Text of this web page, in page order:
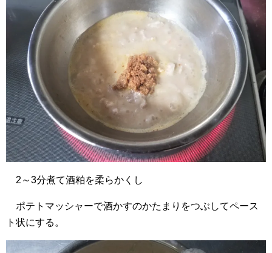
2～3分煮て酒粕を柔らかくし
ポテトマッシャーで酒かすのかたまりをつぶしてペース
ト状にする。